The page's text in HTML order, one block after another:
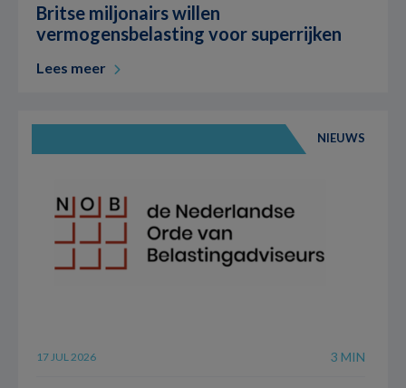
Britse miljonairs willen
vermogensbelasting voor superrijken
Lees meer
NIEUWS
17 JUL 2026 3 MIN